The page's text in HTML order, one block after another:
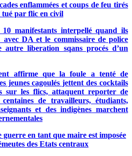
enflammées et coups de feu tirés
tué par flic en civil
manifestants interpellé quand ils
DA et le commissaire de police
liberation sqans procés d’un
affirme que la foule a tenté de
jeunes cagoulés jettent des cocktails
sur les flics, attaquent reporter de
de travailleurs, étudiants,
et des indigènes marchent
en tant que maire est imposée
des Etats centraux